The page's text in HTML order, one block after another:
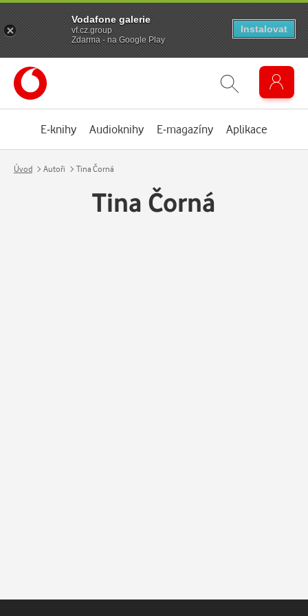
E-knihy Audioknihy E-magazíny Aplikace
Úvod Autoři Tina Čorná
Tina Čorná
Vodafone galerie
vf.cz.group
Zdarma - na Google Play
Instalovat